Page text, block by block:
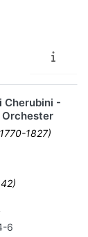
Cherubini -
Orchester
1827)
6